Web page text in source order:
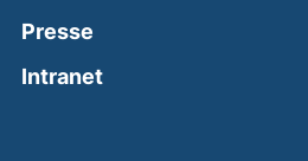
Presse
Intranet(external link,